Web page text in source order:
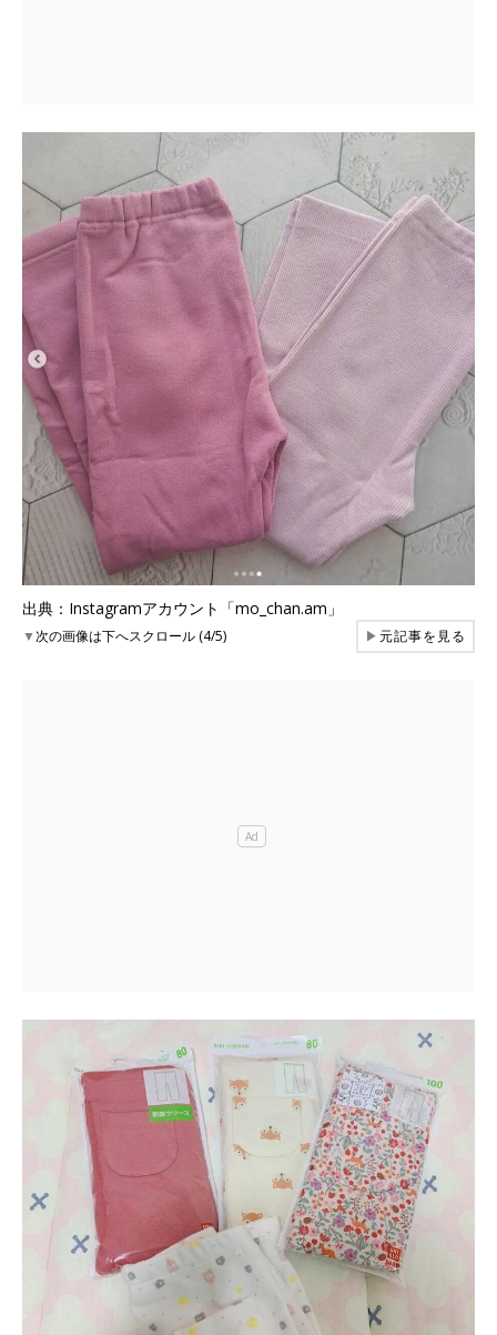
出典：Instagramアカウント「mo_chan.am」
▼次の画像は下へスクロール (4/5) ▶元記事を見る